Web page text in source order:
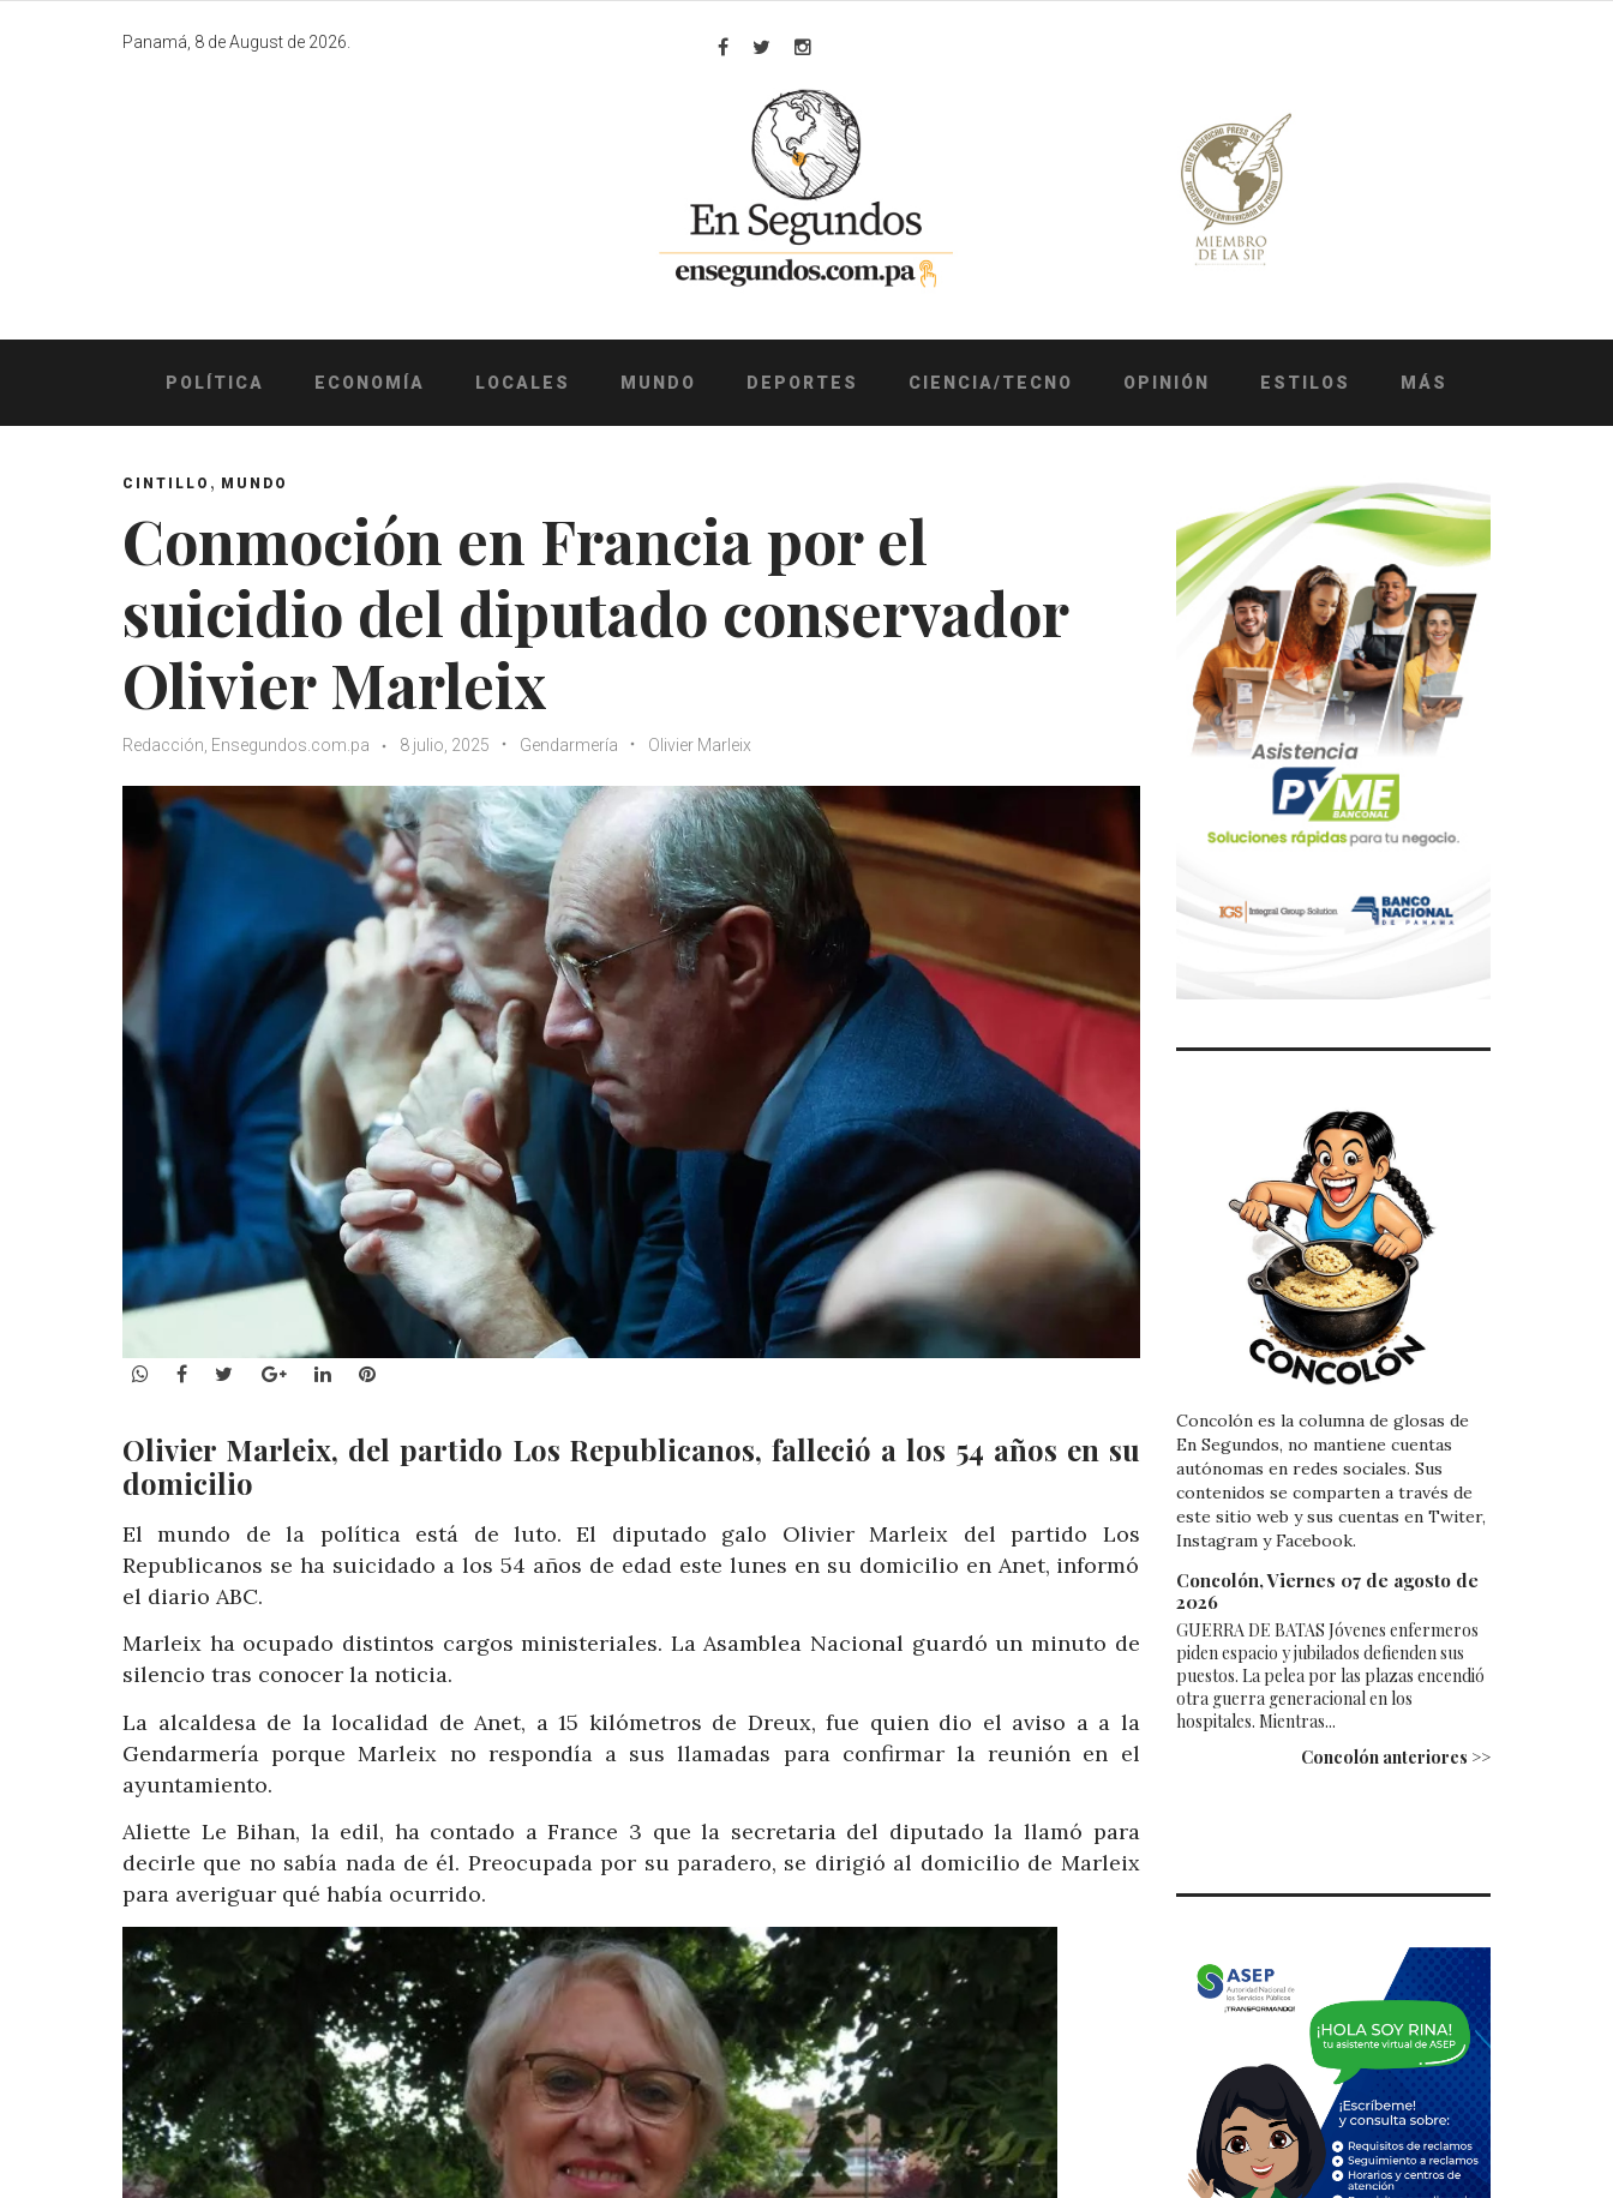
Panamá, 8 de August de 2026.
Facebook
TwitterInstagram
POLÍTICA ECONOMÍA LOCALES MUNDO DEPORTES CIENCIA/TECNO OPINIÓN ESTILOS MÁS
CINTILLO , MUNDO
Conmoción en Francia por el
suicidio del diputado conservador
Olivier Marleix
Redacción, Ensegundos.com.pa 8 julio, 2025 Gendarmería Olivier Marleix
WhatsApp
Facebook
TwitterGoogle+LinkedInPinterest
Olivier Marleix, del partido Los Republicanos, falleció a los 54 años en su
domicilio
El mundo de la política está de luto. El diputado galo Olivier Marleix del partido Los
Republicanos se ha suicidado a los 54 años de edad este lunes en su domicilio en Anet, informó
el diario ABC.
Marleix ha ocupado distintos cargos ministeriales. La Asamblea Nacional guardó un minuto de
silencio tras conocer la noticia.
La alcaldesa de la localidad de Anet, a 15 kilómetros de Dreux, fue quien dio el aviso a a la
Gendarmería porque Marleix no respondía a sus llamadas para confirmar la reunión en el
ayuntamiento.
Aliette Le Bihan, la edil, ha contado a France 3 que la secretaria del diputado la llamó para
decirle que no sabía nada de él. Preocupada por su paradero, se dirigió al domicilio de Marleix
para averiguar qué había ocurrido.
Concolón es la columna de glosas de
En Segundos, no mantiene cuentas
autónomas en redes sociales. Sus
contenidos se comparten a través de
este sitio web y sus cuentas en Twiter,
Instagram y Facebook.
Concolón, Viernes 07 de agosto de
2026
GUERRA DE BATAS Jóvenes enfermeros
piden espacio y jubilados defienden sus
puestos. La pelea por las plazas encendió
otra guerra generacional en los
hospitales. Mientras...
Concolón anteriores >>